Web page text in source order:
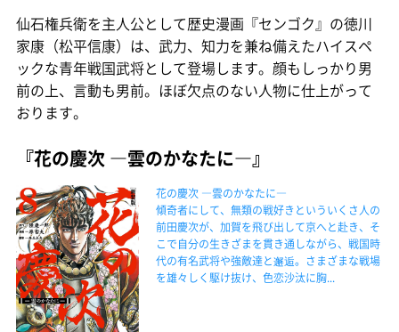
仙石権兵衛を主人公として歴史漫画『センゴク』の徳川
家康（松平信康）は、武力、知力を兼ね備えたハイスペ
ックな青年戦国武将として登場します。顔もしっかり男
前の上、言動も男前。ほぼ欠点のない人物に仕上がって
おります。
『花の慶次 ―雲のかなたに―』
花の慶次 ―雲のかなたに―
傾奇者にして、無類の戦好きといういくさ人の
前田慶次が、加賀を飛び出して京へと赴き、そ
こで自分の生きざまを貫き通しながら、戦国時
代の有名武将や強敵達と邂逅。さまざまな戦場
を雄々しく駆け抜け、色恋沙汰に胸...